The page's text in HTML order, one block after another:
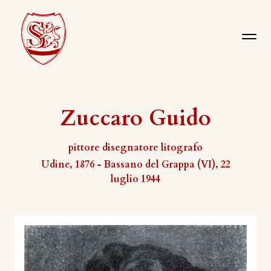
Zuccaro Guido
pittore disegnatore litografo
Udine, 1876 - Bassano del Grappa (VI), 22
luglio 1944